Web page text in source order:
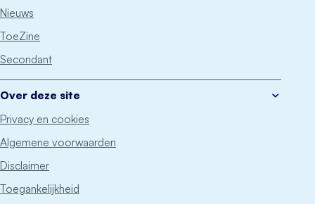
Nieuws
ToeZine
Secondant
Over deze site
Privacy en cookies
Algemene voorwaarden
Disclaimer
Toegankelijkheid